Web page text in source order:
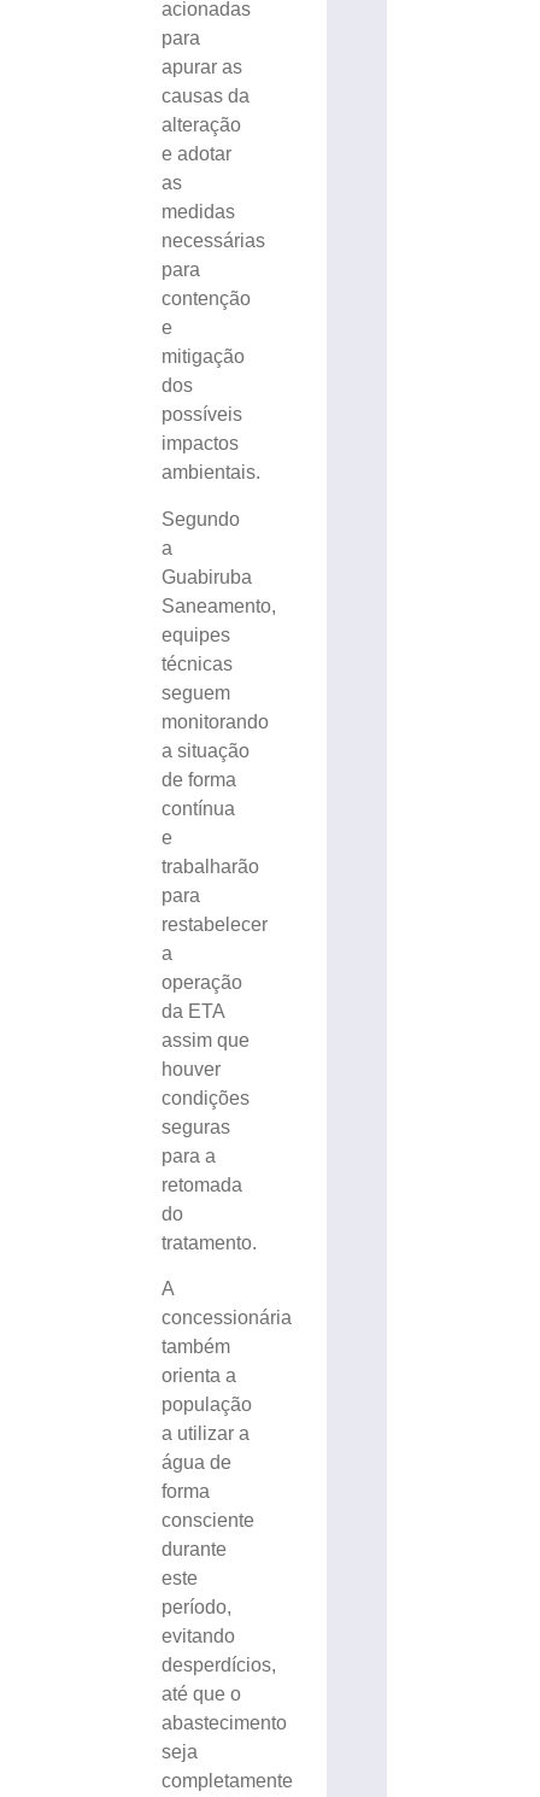
acionadas
para
apurar as
causas da
alteração
e adotar
as
medidas
necessárias
para
contenção
e
mitigação
dos
possíveis
impactos
ambientais.
Segundo
a
Guabiruba
Saneamento,
equipes
técnicas
seguem
monitorando
a situação
de forma
contínua
e
trabalharão
para
restabelecer
a
operação
da ETA
assim que
houver
condições
seguras
para a
retomada
do
tratamento.
A
concessionária
também
orienta a
população
a utilizar a
água de
forma
consciente
durante
este
período,
evitando
desperdícios,
até que o
abastecimento
seja
completamente